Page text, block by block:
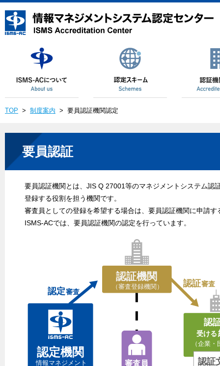
TOP > 制度案内 > 要員認証機関認定
要員認証
要員認証機関とは、JIS Q 27001等のマネジメントシステム認
登録する役割を担う機関です。
審査員としての登録を希望する場合は、要員認証機関に申請す
ISMS-ACでは、要員認証機関の認定を行っています。